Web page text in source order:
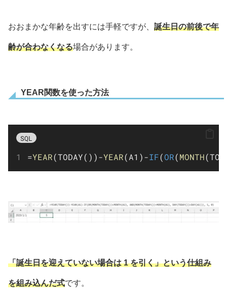
おおまかな年齢を出すには手軽ですが、 誕生日の前後で年
齢が合わなくなる場合があります。
YEAR関数を使った方法
SQL
=YEAR(TODAY())-YEAR(A1)-IF(OR(MONTH
「誕生日を迎えていない場合は 1 を引く」という仕組み
を組み込んだ式です。